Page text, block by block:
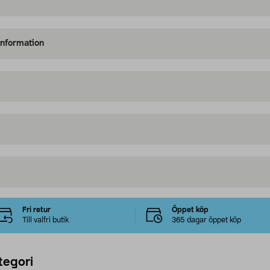
Fri retur
Till valfri butik
Öppet köp
365 dagar öppet köp